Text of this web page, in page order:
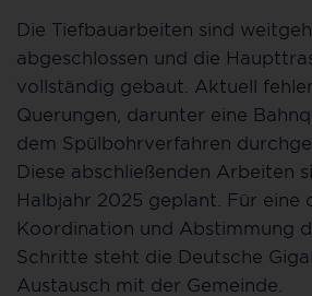
Die Tiefbauarbeiten sind
abgeschlossen und die
vollständig gebaut. Aktuell
Querungen, darunter eine
dem Spülbohrverfahren
Diese abschließenden Arbeiten
Halbjahr 2025 geplant. Für eine
Koordination und Abstimmung
Schritte steht die Deutsche
Austausch mit der Gemeinde.